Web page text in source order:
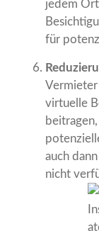
jedem
für
virtuelle
auch
nicht